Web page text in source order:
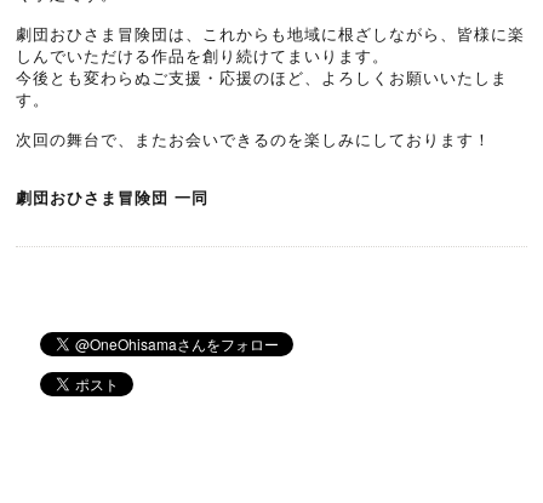
劇団おひさま冒険団は、これからも地域に根ざしながら、皆様に楽
しんでいただける作品を創り続けてまいります。
今後とも変わらぬご支援・応援のほど、よろしくお願いいたしま
す。
次回の舞台で、またお会いできるのを楽しみにしております！
劇団おひさま冒険団 一同